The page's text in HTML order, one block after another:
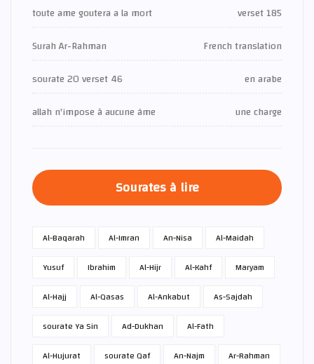
toute ame goutera a la mort
verset 185
Surah Ar-Rahman
French translation
sourate 20 verset 46
en arabe
allah n'impose à aucune âme
une charge
Sourates à lire
Al-Baqarah Al-Imran An-Nisa
Al-Maidah
Yusuf
Ibrahim Al-Hijr Al-Kahf
Maryam
Al-Hajj
Al-Qasas Al-Ankabut
As-Sajdah
sourate Ya Sin
Ad-Dukhan
Al-Fath
Al-Hujurat
sourate Qaf An-Najm
Ar-Rahman